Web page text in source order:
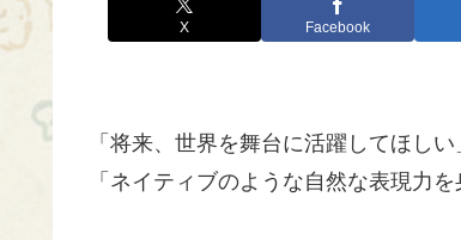
X Facebook
「将来、世界を舞台に活躍してほし
「ネイティブのような自然な表現力を